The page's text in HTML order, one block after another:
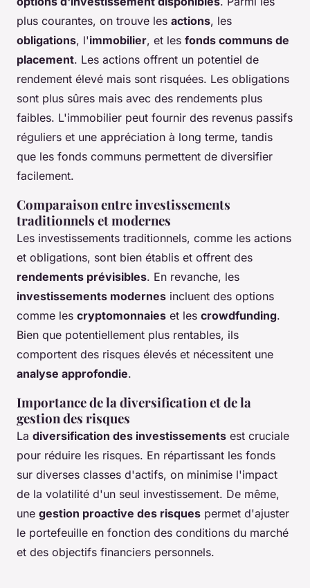
plus courantes, on trouve les actions, les
obligations, l'immobilier, et les fonds communs de
placement. Les actions offrent un potentiel de
rendement élevé mais sont risquées. Les obligations
sont plus sûres mais avec des rendements plus
faibles. L'immobilier peut fournir des revenus passifs
réguliers et une appréciation à long terme, tandis
que les fonds communs permettent de diversifier
facilement.
Comparaison entre investissements
traditionnels et modernes
Les investissements traditionnels, comme les actions
et obligations, sont bien établis et offrent des
rendements prévisibles. En revanche, les
investissements modernes incluent des options
comme les cryptomonnaies et les crowdfunding.
Bien que potentiellement plus rentables, ils
comportent des risques élevés et nécessitent une
analyse approfondie.
Importance de la diversification et de la
gestion des risques
La diversification des investissements est cruciale
pour réduire les risques. En répartissant les fonds
sur diverses classes d'actifs, on minimise l'impact
de la volatilité d'un seul investissement. De même,
une gestion proactive des risques permet d'ajuster
le portefeuille en fonction des conditions du marché
et des objectifs financiers personnels.